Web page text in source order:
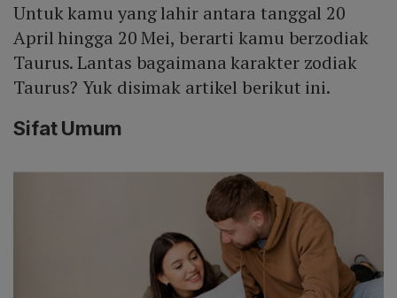
Untuk kamu yang lahir antara tanggal 20
April hingga 20 Mei, berarti kamu berzodiak
Taurus. Lantas bagaimana karakter zodiak
Taurus? Yuk disimak artikel berikut ini.
Sifat Umum